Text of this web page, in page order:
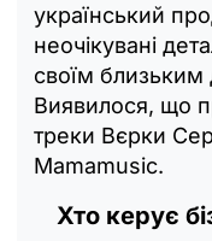
український
неочікувані
своїм
Виявилося, що
треки Вєрки
Mamamusic.
Хто керує